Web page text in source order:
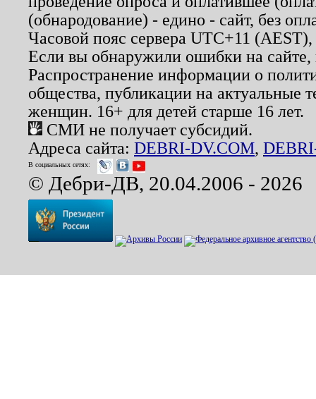
(обнародование) - едино - сайт, без
Часовой пояс сервера UTC+11
Если вы обнаружили ошибки на
Распространение информации о
общества, публикации на актуальные
женщин. 16+ для детей старше 16 лет.
СМИ не получает субсидий.
Адреса сайта: DEBRI-DV.COM,
В социальных сетях:
© Дебри-ДВ, 20.04.2006 - 2026